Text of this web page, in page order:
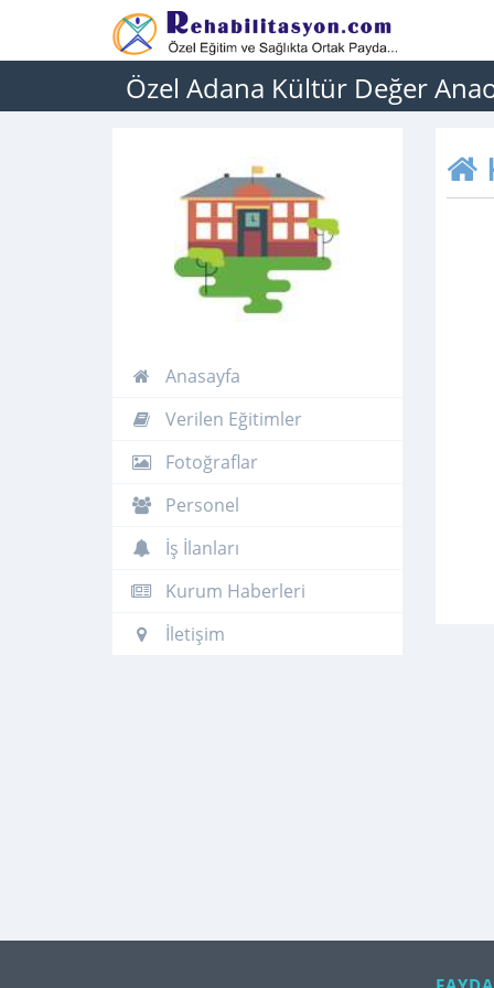
Özel Adana Kültür Değer
Anasayfa
Verilen Eğitimler
Fotoğraflar
Personel
İş İlanları
Kurum Haberleri
İletişim